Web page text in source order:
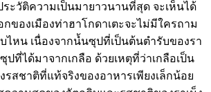
ะวัติความเป็นมายาวนานที่สุด จะเห็นได้
ของเมืองท่าฮาโกดาเตะจะไม่มีใครถาม
ไหน เนื่องจากนํ้นซุปที่เป็นต้นตำรับของรา
ที่ได้มาจากเกลือ ด้วยเหตุที่ว่าเกลือเป็น
รสชาติที่แท้จริงของอาหารเพียงเล็กน้อย